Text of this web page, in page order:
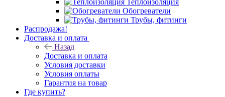
Теплоизоляция
Обогреватели
Трубы, фитинги
Распродажа!
Доставка и оплата
Назад
Доставка и оплата
Условия доставки
Условия оплаты
Гарантия на товар
Где купить?